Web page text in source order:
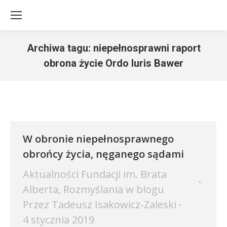
Archiwa tagu: niepełnosprawni raport
obrona życie Ordo Iuris Bawer
W obronie niepełnosprawnego
obrońcy życia, nęganego sądami
Aktualności Fundacji im. Brata
Alberta, Rozmyślania w blogu
Przez Tadeusz Isakowicz-Zaleski
4 stycznia 2019